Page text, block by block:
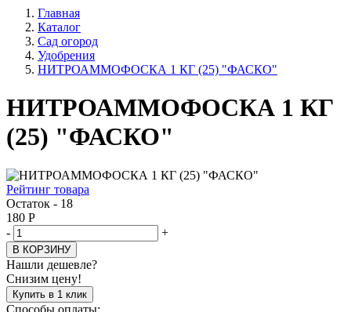
Главная
Каталог
Сад огород
Удобрения
НИТРОАММОФОСКА 1 КГ (25) "ФАСКО"
НИТРОАММОФОСКА 1 КГ
(25) "ФАСКО"
Рейтинг товара
Остаток - 18
180 Р
-
+
В КОРЗИНУ
Нашли дешевле?
Снизим цену!
Купить в 1 клик
Способы оплаты: